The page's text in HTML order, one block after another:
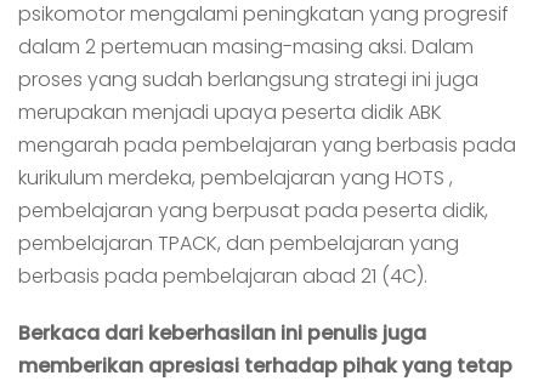
psikomotor mengalami peningkatan yang progresif
dalam 2 pertemuan masing-masing aksi. Dalam
proses yang sudah berlangsung strategi ini juga
merupakan menjadi upaya peserta didik ABK
mengarah pada pembelajaran yang berbasis pada
kurikulum merdeka, pembelajaran yang HOTS ,
pembelajaran yang berpusat pada peserta didik,
pembelajaran TPACK, dan pembelajaran yang
berbasis pada pembelajaran abad 21 (4C).
Berkaca dari keberhasilan ini penulis juga
memberikan apresiasi terhadap pihak yang tetap